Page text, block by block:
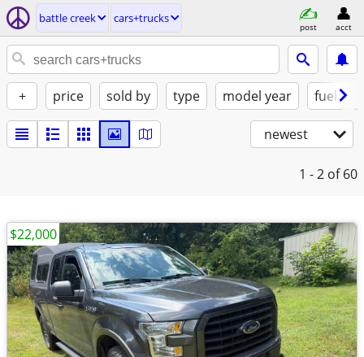
battle creek cars+trucks
post acct
+ price sold by type model year fuel
newest
1 - 2 of 60
$22,000